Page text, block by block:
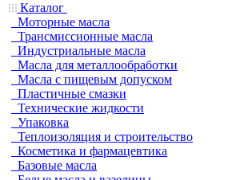
Каталог
Моторные масла
Трансмиссионные масла
Индустриальные масла
Масла для металлообработки
Масла с пищевым допуском
Пластичные смазки
Технические жидкости
Упаковка
Теплоизоляция и строительство
Косметика и фармацевтика
Базовые масла